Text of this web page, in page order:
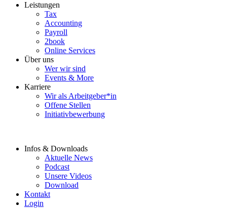
Leistungen
Tax
Accounting
Payroll
2book
Online Services
Über uns
Wer wir sind
Events & More
Karriere
Wir als Arbeitgeber*in
Offene Stellen
Initiativbewerbung
Infos & Downloads
Aktuelle News
Podcast
Unsere Videos
Download
Kontakt
Login